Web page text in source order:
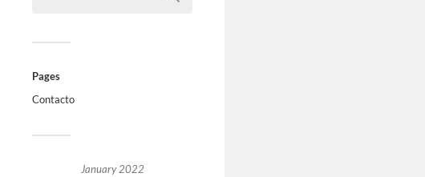
Pages
Contacto
January 2022